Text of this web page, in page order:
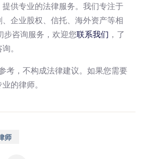
供专业的法律服务。我们专注于
企业股权、信托、海外资产等相
步咨询服务，欢迎您联系我们 ，了
。
考，不构成法律建议。如果您需要
的律师。
师